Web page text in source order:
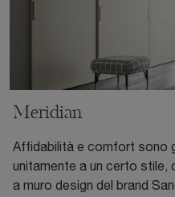
Meridian
Affidabilità e comfort sono
unitamente a un certo stile,
a muro design del brand